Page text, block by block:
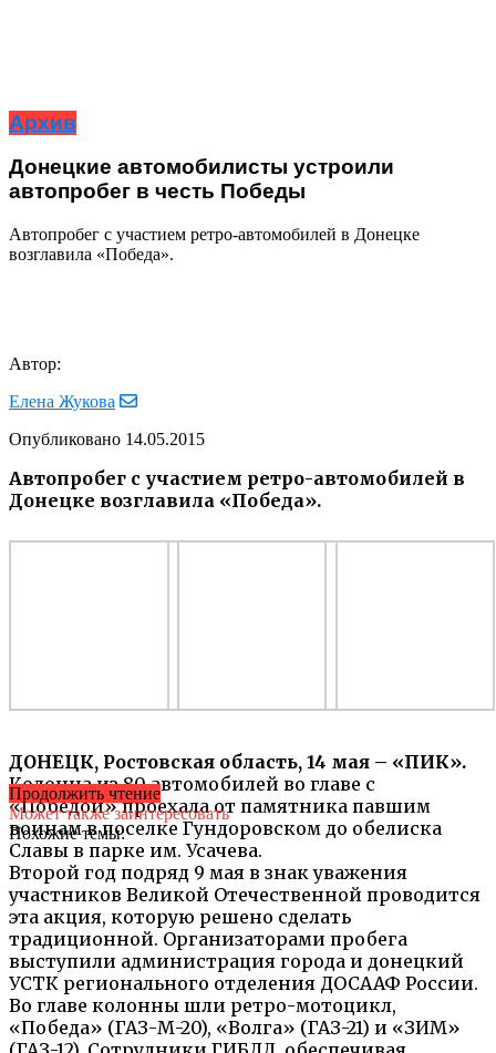
Архив
Донецкие автомобилисты устроили
автопробег в честь Победы
Автопробег с участием ретро-автомобилей в Донецке
возглавила «Победа».
Автор:
Елена Жукова
Опубликовано 14.05.2015
Автопробег с участием ретро-автомобилей в
Донецке возглавила «Победа».
ДОНЕЦК, Ростовская область, 14 мая – «ПИК».
Колонна из 80 автомобилей во главе с
«Победой» проехала от памятника павшим
воинам в поселке Гундоровском до обелиска
Славы в парке им. Усачева.
Второй год подряд 9 мая в знак уважения
участников Великой Отечественной проводится
эта акция, которую решено сделать
традиционной. Организаторами пробега
выступили администрация города и донецкий
УСТК регионального отделения ДОСААФ России.
Во главе колонны шли ретро-мотоцикл,
«Победа» (ГАЗ-М-20), «Волга» (ГАЗ-21) и «ЗИМ»
Продолжить чтение
Может также заинтересовать
Похожие темы: